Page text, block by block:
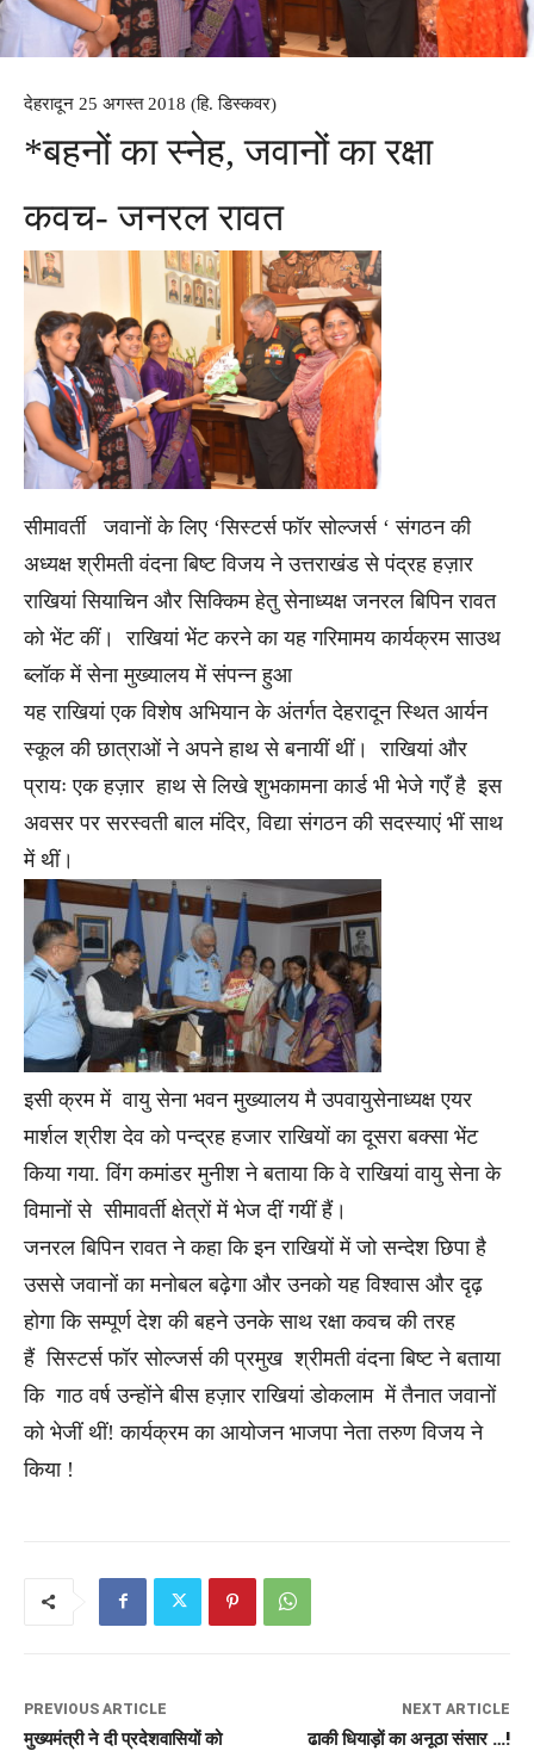
देहरादून 25 अगस्त 2018 (हि. डिस्कवर)
*बहनों का स्नेह, जवानों का रक्षा
कवच- जनरल रावत
सीमावर्ती
जवानों के लिए ‘सिस्टर्स फॉर सोल्जर्स ‘ संगठन की
अध्यक्ष श्रीमती वंदना बिष्ट विजय ने उत्तराखंड से पंद्रह हज़ार
राखियां सियाचिन और सिक्किम हेतु सेनाध्यक्ष जनरल बिपिन रावत
को भेंट कीं। राखियां भेंट करने का यह गरिमामय कार्यक्रम साउथ
ब्लॉक में सेना मुख्यालय में संपन्न हुआ
यह राखियां एक विशेष अभियान के अंतर्गत देहरादून स्थित आर्यन
स्कूल की छात्राओं ने अपने हाथ से बनायीं थीं। राखियां और
प्रायः एक हज़ार हाथ से लिखे शुभकामना कार्ड भी भेजे गएँ है इस
अवसर पर सरस्वती बाल मंदिर, विद्या संगठन की सदस्याएं भीं साथ
में थीं।
इसी क्रम में वायु सेना भवन मुख्यालय मै उपवायुसेनाध्यक्ष एयर
मार्शल श्रीश देव को पन्द्रह हजार राखियों का दूसरा बक्सा भेंट
किया गया. विंग कमांडर मुनीश ने बताया कि वे राखियां वायु सेना के
विमानों से सीमावर्ती क्षेत्रों में भेज दीं गयीं हैं।
जनरल बिपिन रावत ने कहा कि इन राखियों में जो सन्देश छिपा है
उससे जवानों का मनोबल बढ़ेगा और उनको यह विश्वास और दृढ़
होगा कि सम्पूर्ण देश की बहने उनके साथ रक्षा कवच की तरह
हैंसिस्टर्स फॉर सोल्जर्स की प्रमुख श्रीमती वंदना बिष्ट ने बताया
कि गाठ वर्ष उन्होंने बीस हज़ार राखियां डोकलाम में तैनात जवानों
को भेजीं थीं! कार्यक्रम का आयोजन भाजपा नेता तरुण विजय ने
किया !
PREVIOUS ARTICLE
मुख्यमंत्री ने दी प्रदेशवासियों को
NEXT ARTICLE
ढाकी धियाड़ों का अनूठा संसार …!